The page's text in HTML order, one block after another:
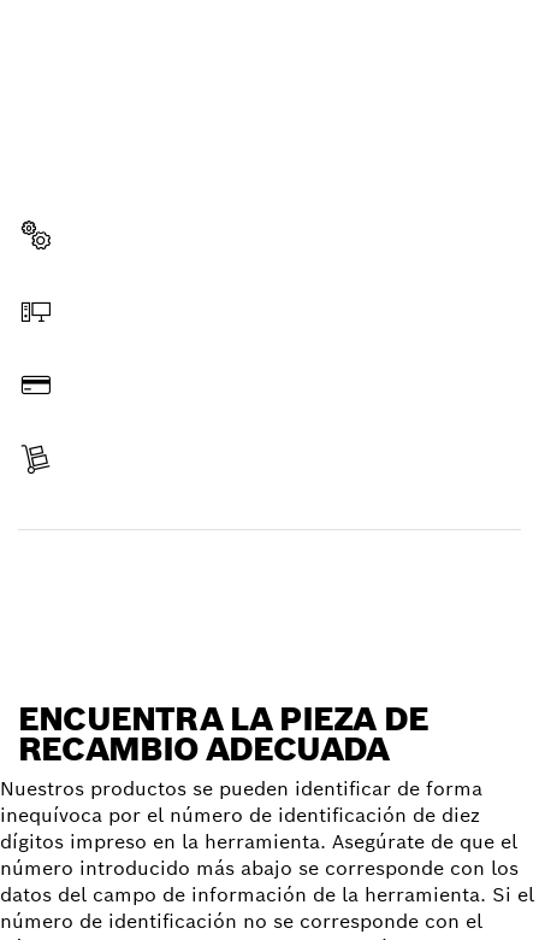
ENCUENTRA LA PIEZA DE
RECAMBIO ADECUADA
Nuestros productos se pueden identificar de forma
inequívoca por el número de identificación de diez
dígitos impreso en la herramienta. Asegúrate de que el
número introducido más abajo se corresponde con los
datos del campo de información de la herramienta. Si el
número de identificación no se corresponde con el